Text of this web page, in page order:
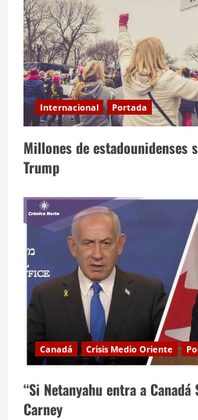
Internacional Portada
Millones de estadounidenses
Trump
Canadá Crisis Medio Oriente
“Si Netanyahu entra a
Carney